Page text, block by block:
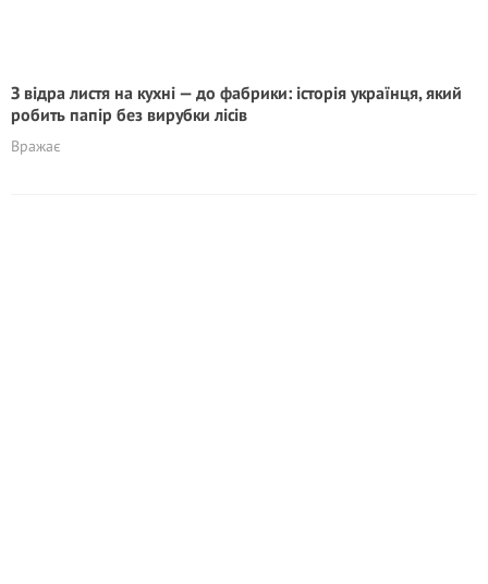
З відра листя на кухні — до фабрики: історія українця, який
робить папір без вирубки лісів
Вражає